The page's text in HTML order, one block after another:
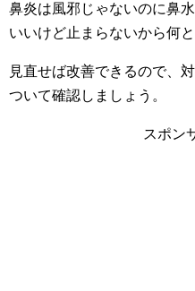
鼻炎は風邪じゃないのに鼻
いいけど止まらないから何
見直せば改善できるので、
ついて確認しましょう。
スポン